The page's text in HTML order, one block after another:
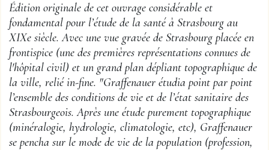
Édition originale de cet ouvrage considérable et
fondamental pour l’étude de la santé à Strasbourg au
XIXe siècle. Avec une vue gravée de Strasbourg placée en
frontispice (une des premières représentations connues de
l'hôpital civil) et un grand plan dépliant topographique de
la ville, relié in-fine. "Graffenauer étudia point par point
l’ensemble des conditions de vie et de l’état sanitaire des
Strasbourgeois. Après une étude purement topographique
(minéralogie, hydrologie, climatologie, etc), Graffenauer
se pencha sur le mode de vie de la population (profession,